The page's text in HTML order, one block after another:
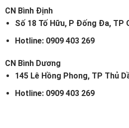
CN Bình Định
Số 18 Tố Hữu, P Đống Đa, TP
Hotline: 0909 403 269
CN Bình Dương
145 Lê Hồng Phong, TP Thủ
Hotline: 0909 403 269